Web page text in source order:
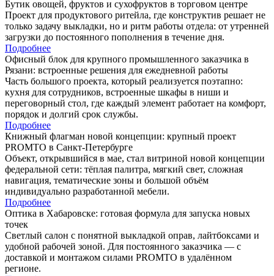
Бутик овощей, фруктов и сухофруктов в торговом центре
Проект для продуктового ритейла, где конструктив решает не
только задачу выкладки, но и ритм работы отдела: от утренней
загрузки до постоянного пополнения в течение дня.
Подробнее
Офисный блок для крупного промышленного заказчика в
Рязани: встроенные решения для ежедневной работы
Часть большого проекта, который реализуется поэтапно:
кухня для сотрудников, встроенные шкафы в ниши и
переговорный стол, где каждый элемент работает на комфорт,
порядок и долгий срок службы.
Подробнее
Книжный флагман новой концепции: крупный проект
PROMTO в Санкт-Петербурге
Объект, открывшийся в мае, стал витриной новой концепции
федеральной сети: тёплая палитра, мягкий свет, сложная
навигация, тематические зоны и большой объём
индивидуально разработанной мебели.
Подробнее
Оптика в Хабаровске: готовая формула для запуска новых
точек
Светлый салон с понятной выкладкой оправ, лайтбоксами и
удобной рабочей зоной. Для постоянного заказчика — с
доставкой и монтажом силами PROMTO в удалённом
регионе.